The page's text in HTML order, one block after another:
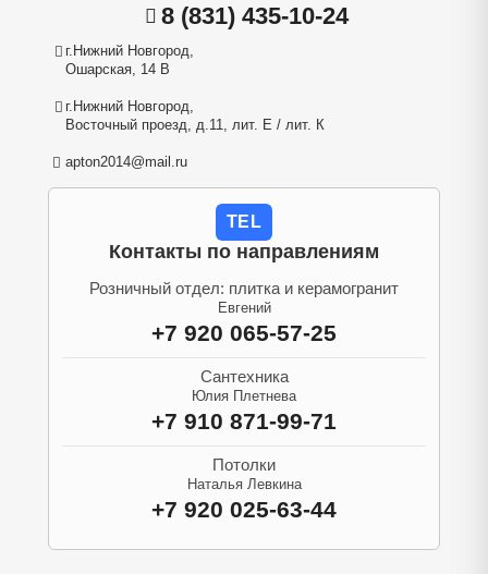
8 (831) 435-10-24
г.Нижний Новгород,
Ошарская, 14 В
г.Нижний Новгород,
Восточный проезд, д.11, лит. Е / лит. К
apton2014@mail.ru
TEL
Контакты по направлениям
Розничный отдел: плитка и керамогранит
Евгений
+7 920 065-57-25
Сантехника
Юлия Плетнева
+7 910 871-99-71
Потолки
Наталья Левкина
+7 920 025-63-44